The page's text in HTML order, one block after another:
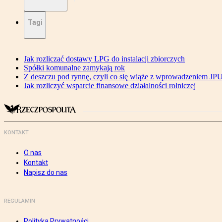
Tagi
Jak rozliczać dostawy LPG do instalacji zbiorczych
Spółki komunalne zamykają rok
Z deszczu pod rynnę, czyli co się wiąże z wprowadzeniem
Jak rozliczyć wsparcie finansowe działalności rolniczej
KONTAKT
O nas
Kontakt
Napisz do nas
REGULAMIN